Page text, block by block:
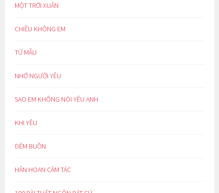
MỘT TRỜI XUÂN
CHIỀU KHÔNG EM
TỪ MẪU
NHỚ NGƯỜI YÊU
SAO EM KHÔNG NÓI YÊU ANH
KHI YÊU
ĐÊM BUỒN
HÂN HOAN CẢM TÁC